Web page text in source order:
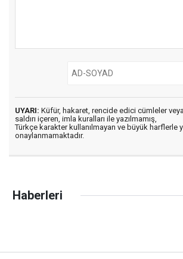
UYARI: Küfür, hakaret, rencide edici cümleler
saldırı içeren, imla kuralları ile yazılmamış,
Türkçe karakter kullanılmayan ve büyük harflerle
onaylanmamaktadır.
Haberleri